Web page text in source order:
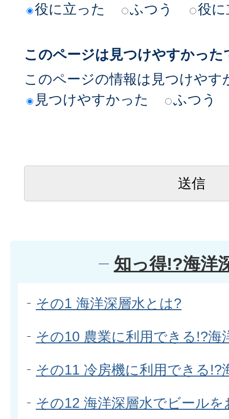
役に立った
ふつう 役
このページは見つけやすかった
このページの情報は見つけやす
見つけやすかった
ふつう
知っ得!?海洋
その1 海洋深層水とは?
その10 農業に利用できる!?海
その11 冷房機に利用できる!?
その12 海洋深層水でビール